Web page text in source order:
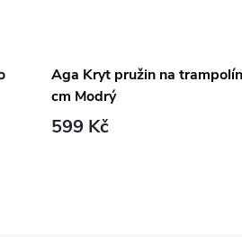
Aga Kryt pružin na
cm Modrý
599 Kč